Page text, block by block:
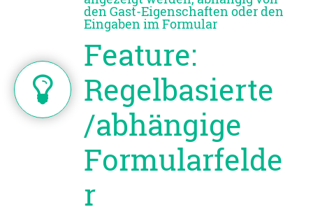
den Gast-Eigenschaften oder den
Eingaben im Formular
Feature:
Regelbasierte
/abhängige
Formularfelde
r